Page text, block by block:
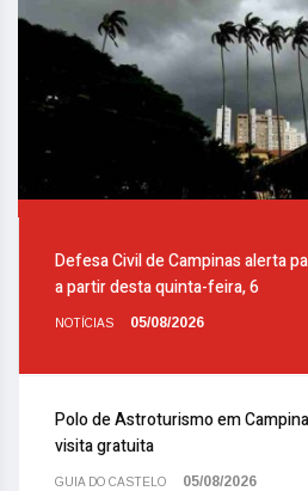
Defesa Civil de Campinas alerta
a partir desta quinta-feira, 6
NOTÍCIAS 05/08/2026
Polo de Astroturismo em
visita gratuita
GUIA DO CASTELO 05/08/2026